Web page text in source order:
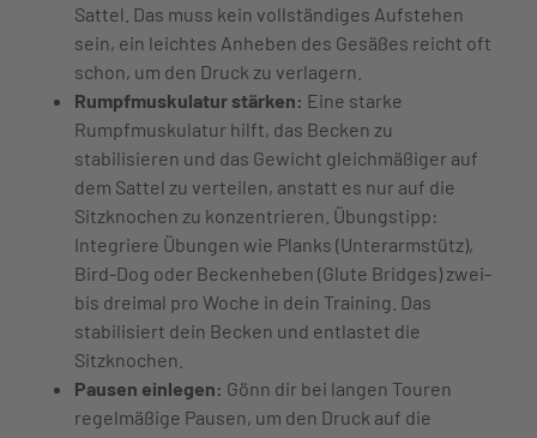
Sattel. Das muss kein vollständiges Aufstehen
sein, ein leichtes Anheben des Gesäßes reicht oft
schon, um den Druck zu verlagern.
Rumpfmuskulatur stärken: Eine starke
Rumpfmuskulatur hilft, das Becken zu
stabilisieren und das Gewicht gleichmäßiger auf
dem Sattel zu verteilen, anstatt es nur auf die
Sitzknochen zu konzentrieren. Übungstipp:
Integriere Übungen wie Planks (Unterarmstütz),
Bird-Dog oder Beckenheben (Glute Bridges) zwei-
bis dreimal pro Woche in dein Training. Das
stabilisiert dein Becken und entlastet die
Sitzknochen.
Pausen einlegen: Gönn dir bei langen Touren
regelmäßige Pausen, um den Druck auf die